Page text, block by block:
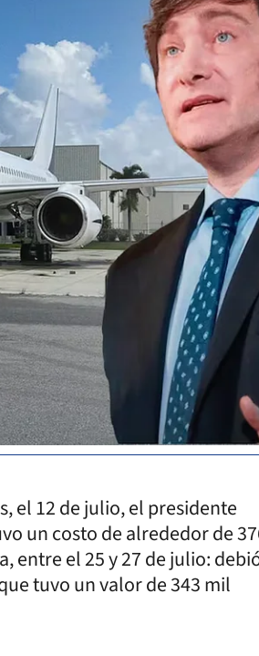
el 12 de julio, el presidente
un costo de alrededor de
entre el 25 y 27 de julio:
tuvo un valor de 343 mil